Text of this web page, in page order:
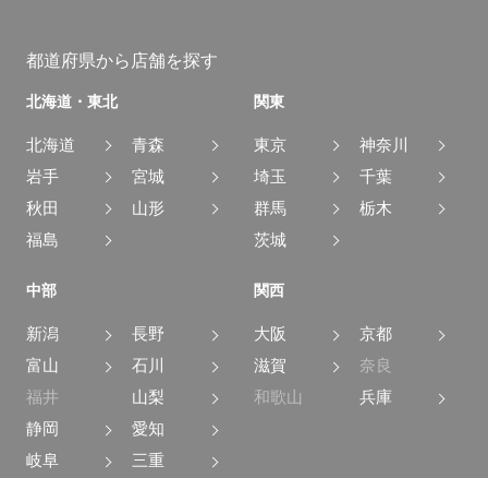
都道府県から店舗を探す
北海道・東北
北海道
青森
岩手
宮城
秋田
山形
福島
関東
東京
神奈川
埼玉
千葉
群馬
栃木
茨城
中部
新潟
長野
富山
石川
福井
山梨
静岡
愛知
岐阜
三重
関西
大阪
京都
滋賀
奈良
和歌山
兵庫